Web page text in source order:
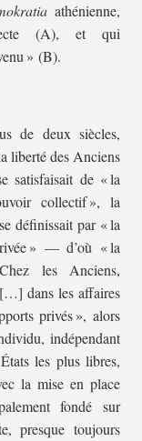
athénienne,
(A), et qui
» (B).
de deux siècles,
liberté des Anciens
satisfaisait de « la
collectif », la
définissait par « la
» — d’où « la
les Anciens,
dans les affaires
privés », alors
indépendant
les plus libres,
la mise en place
fondé sur
presque toujours